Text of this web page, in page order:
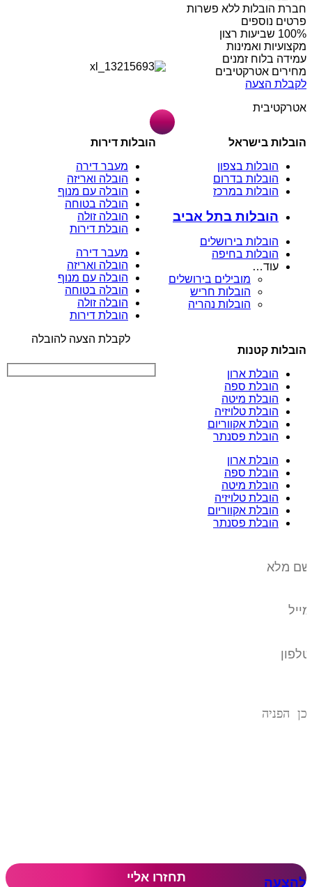
חברת הובלות ללא פשרות
פרטים נוספים
מקצועיות ואמינות
עמידה בלוח זמנים
מחירים אטרקטיבים
לקבלת הצעה
אטרקטיבית
הובלות בישראל
הובלות בצפון
הובלות בדרום
הובלות במרכז
הובלות בתל אביב
הובלות בירושלים
הובלות בחיפה
עוד…
מובילים בירושלים
הובלות חריש
הובלות נהריה
הובלות דירות
מעבר דירה
הובלה ואריזה
הובלה עם מנוף
הובלה בטוחה
הובלה זולה
הובלת דירות
מעבר דירה
הובלה ואריזה
הובלה עם מנוף
הובלה בטוחה
הובלה זולה
הובלת דירות
הובלות קטנות
הובלת ארון
הובלת ספה
הובלת מיטה
הובלת טלויזיה
הובלת אקווריום
הובלת פסנתר
הובלת ארון
הובלת ספה
הובלת מיטה
הובלת טלויזיה
הובלת אקווריום
הובלת פסנתר
לקבלת הצעה להובלה
להצעה